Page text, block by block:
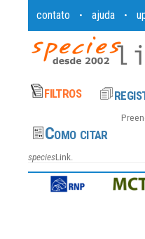
contato • ajuda •
speciesLink.